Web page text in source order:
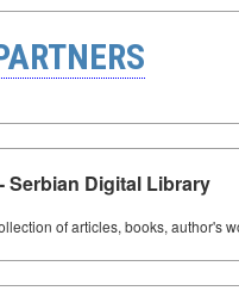
Serbian Digital Library
of articles, books, author's